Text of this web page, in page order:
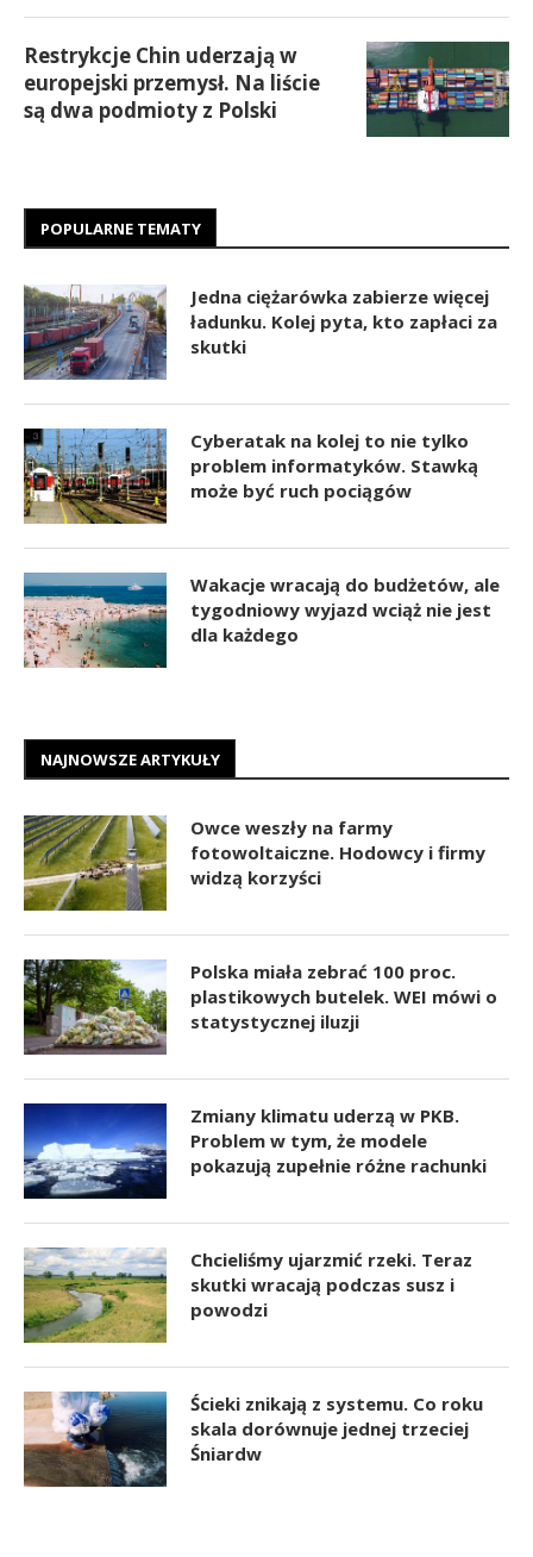
Restrykcje Chin uderzają w
europejski przemysł. Na liście
są dwa podmioty z Polski
POPULARNE TEMATY
Jedna ciężarówka zabierze więcej
ładunku. Kolej pyta, kto zapłaci za
skutki
Cyberatak na kolej to nie tylko
problem informatyków. Stawką
może być ruch pociągów
Wakacje wracają do budżetów, ale
tygodniowy wyjazd wciąż nie jest
dla każdego
NAJNOWSZE ARTYKUŁY
Owce weszły na farmy
fotowoltaiczne. Hodowcy i firmy
widzą korzyści
Polska miała zebrać 100 proc.
plastikowych butelek. WEI mówi o
statystycznej iluzji
Zmiany klimatu uderzą w PKB.
Problem w tym, że modele
pokazują zupełnie różne rachunki
Chcieliśmy ujarzmić rzeki. Teraz
skutki wracają podczas susz i
powodzi
Ścieki znikają z systemu. Co roku
skala dorównuje jednej trzeciej
Śniardw